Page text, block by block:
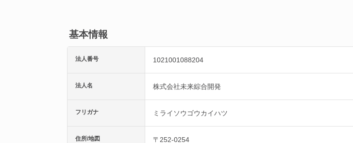
基本情報
法人番号 1021001088204
法人名 株式会社未来綜合開発
フリガナ ミライソウゴウカイハツ
住所/地図
〒252-0254